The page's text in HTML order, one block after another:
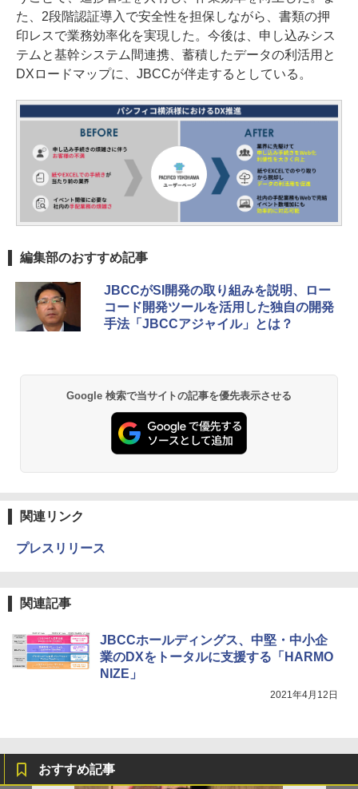
た、2段階認証導入で安全性を担保しながら、書類の押
印レスで業務効率化を実現した。今後は、申し込みシス
テムと基幹システム間連携、蓄積したデータの利活用と
DXロードマップに、JBCCが伴走するとしている。
編集部のおすすめ記事
JBCCがSI開発の取り組みを説明、ロー
コード開発ツールを活用した独自の開発
手法「JBCCアジャイル」とは？
Google 検索で当サイトの記事を優先表示させる
関連リンク
プレスリリース
関連記事
JBCCホールディングス、中堅・中小企
業のDXをトータルに支援する「HARMO
NIZE」
2021年4月12日
おすすめ記事